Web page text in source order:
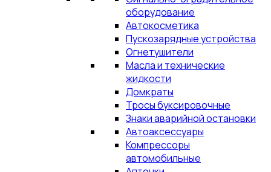
оборудование
Автокосметика
Пускозарядные устройства
Огнетушители
Масла и технические
жидкости
Домкраты
Тросы буксировочные
Знаки аварийной остановки
Автоаксессуары
Компрессоры
автомобильные